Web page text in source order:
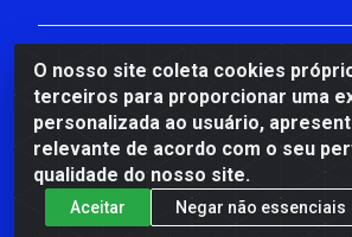
O nosso site coleta cookies
terceiros para proporcionar uma
personalizada ao usuário,
relevante de acordo com o seu
qualidade do nosso site.
Aceitar
Negar não essenciais
CBP MACEDO COMERCIO PEÇAS
Mauro Miranda Madureira, 1249 -
de Itapemirim/ES - CEP 29.311-
00.502.680/0001-41